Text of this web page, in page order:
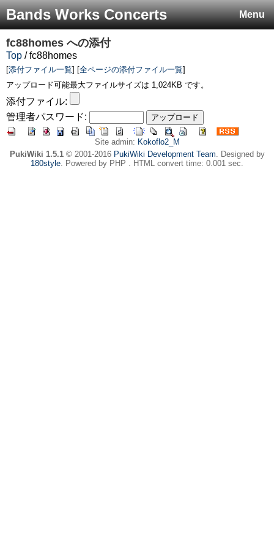
Menu
Bands Works Concerts
fc88homes への添付
Top / fc88homes
[添付ファイル一覧] [全ページの添付ファイル一覧]
アップロード可能最大ファイルサイズは 1,024KB です。
添付ファイル:
管理者パスワード:
Site admin: Kokoflo2_M
PukiWiki 1.5.1© 2001-2016 PukiWiki Development Team. Designed by
180style. Powered by PHP . HTML convert time: 0.001 sec.